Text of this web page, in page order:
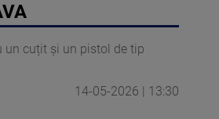
un cuțit și un pistol de tip
14-05-2026 | 13:30